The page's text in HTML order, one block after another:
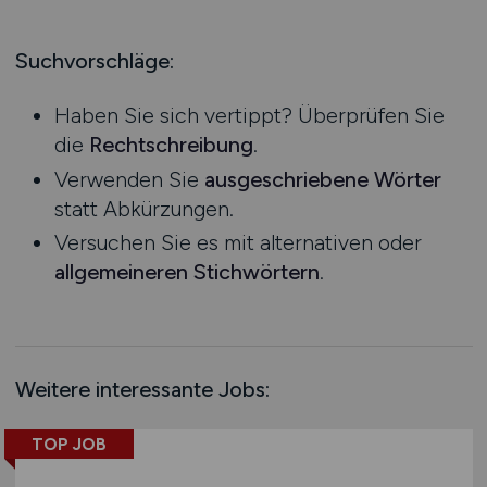
Kaffee / Tee
Konstruktion
Landwirtschaft / Agrar
Logistik / Materialwirtschaft
Management / Leitung
Marketing / PR / Werbung
Medizin
Non-Food
Ausbildung / Studium
Praktikum
Mecklenburg-Vorpommern
Nordrhein-Westfalen
Rheinland-Pfalz
Saarland
Sachsen
Sachsen-Anhalt
Schleswig-Holstein
Schweiz
Europa
International
Suchvorschläge:
Haben Sie sich vertippt? Überprüfen Sie
die Rechtschreibung.
Verwenden Sie ausgeschriebene Wörter
statt Abkürzungen.
Versuchen Sie es mit alternativen oder
allgemeineren Stichwörtern.
Weitere interessante Jobs:
TOP JOB